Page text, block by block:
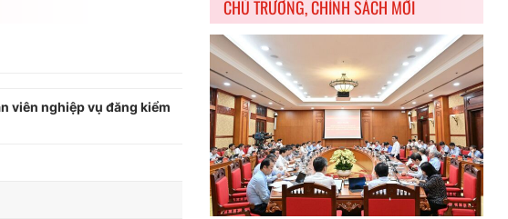
viên nghiệp vụ đăng kiểm
CHỦ TRƯƠNG, CHÍNH SÁCH MỚI